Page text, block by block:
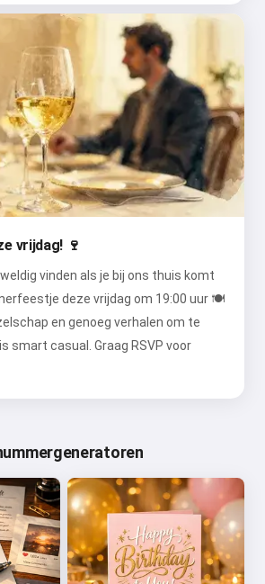
vrijdag! 🍷
vinden als je bij ons thuis komt
deze vrijdag om 19:00 uur 🍽️
en genoeg verhalen om te
smart casual. Graag RSVP voor